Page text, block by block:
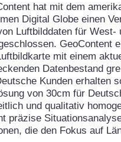
hat mit dem
Digital Globe einen
Luftbilddaten für West-
GeoContent
mit einem
Datenbestand
Kunden erhalten
von 30cm für
und qualitativ
präzise
die den Fokus auf